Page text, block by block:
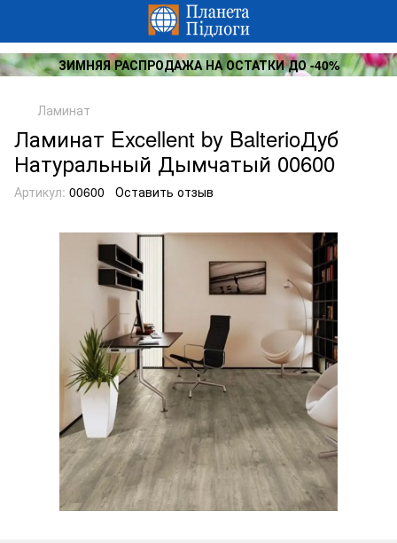
ЗИМНЯЯ РАСПРОДАЖА НА ОСТАТКИ ДО -40%
Ламинат
Ламинат Excellent by BalterioДуб
Натуральный Дымчатый 00600
Артикул: 00600 Оставить отзыв